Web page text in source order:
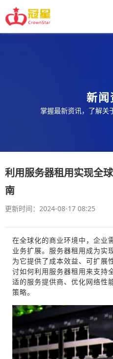
新闻
掌握最新资讯，了解关
利用服务器租用实现全
南
更新时间：2024-08-17 08:25
在全球化的商业环境中，企业
业务扩展。服务器租用成为实
为它提供了成本效益、可扩展
讨如何利用服务器租用来支持
适的服务提供商、优化网络性
策略。